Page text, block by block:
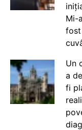
Mi-
fost
Un
a
fi